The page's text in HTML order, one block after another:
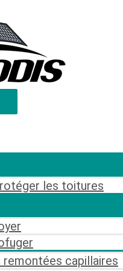
les toitures
remontées capillaires